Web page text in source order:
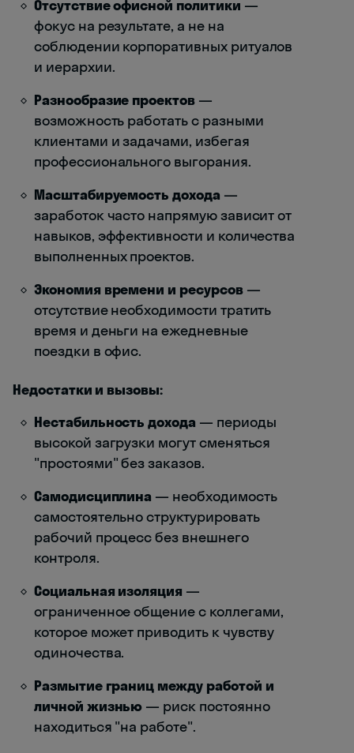
Отсутствие офисной политики —
фокус на результате, а не на
соблюдении корпоративных ритуалов
и иерархии.
Разнообразие проектов—
возможность работать с разными
клиентами и задачами, избегая
профессионального выгорания.
Масштабируемость дохода —
заработок часто напрямую зависит от
навыков, эффективности и количества
выполненных проектов.
Экономия времени и ресурсов—
отсутствие необходимости тратить
время и деньги на ежедневные
поездки в офис.
Недостатки и вызовы:
Нестабильность дохода — периоды
высокой загрузки могут сменяться
"простоями" без заказов.
Самодисциплина — необходимость
самостоятельно структурировать
рабочий процесс без внешнего
контроля.
Социальная изоляция —
ограниченное общение с коллегами,
которое может приводить к чувству
одиночества.
Размытие границ между работой и
личной жизнью — риск постоянно
находиться "на работе".